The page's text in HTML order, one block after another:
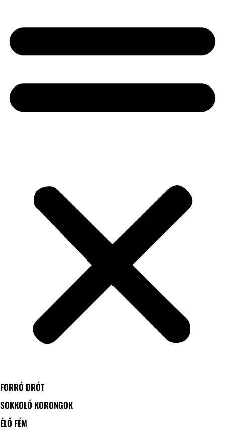
FORRÓ DRÓT
SOKKOLÓ KORONGOK
ÉLŐ FÉM